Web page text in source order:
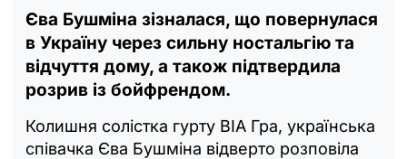
Єва Бушміна зізналася, що повернулася
в Україну через сильну ностальгію та
відчуття дому, а також підтвердила
розрив із бойфрендом.
Колишня солістка гурту ВІА Гра, українська
співачка Єва Бушміна відверто розповіла